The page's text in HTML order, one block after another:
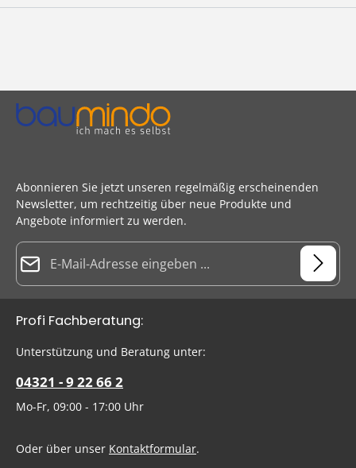
Abonnieren Sie jetzt unseren regelmäßig erscheinenden
Newsletter, um rechtzeitig über neue Produkte und
Angebote informiert zu werden.
E-Mail-Adresse*
Datenschutz
Ich habe dieDatenschutzbestimmungen
einverstanden.
Um weiterzugehen, geben Sie die oben abgebildeten Zeichen
ein*
Die mit einem Stern (*) markierten Felder sind Pflichtfelder.
Profi Fachberatung:
Unterstützung und Beratung unter:
04321 - 9 22 66 2
Mo-Fr, 09:00 - 17:00 Uhr
Oder über unser Kontaktformular.